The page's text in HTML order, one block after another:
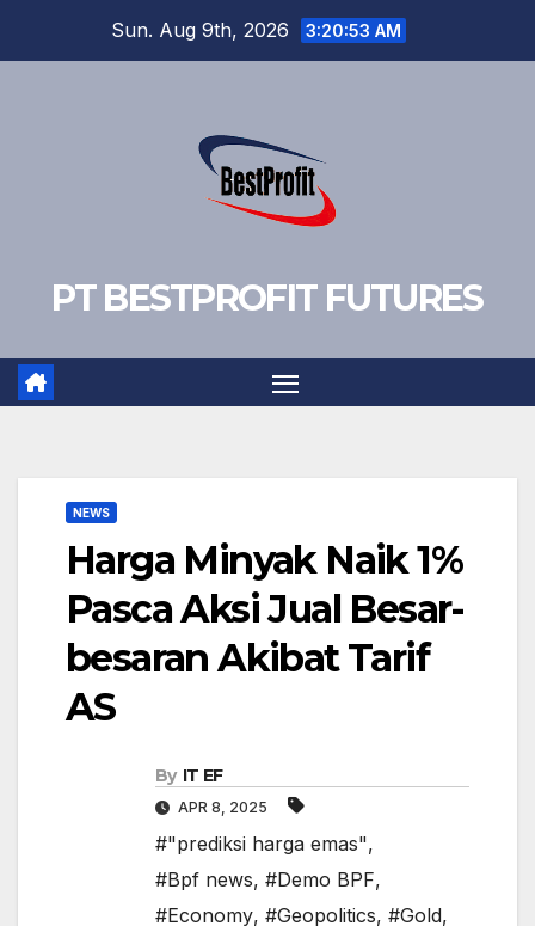
Sun. Aug 9th, 2026 3:20:54 AM
PT BESTPROFIT FUTURES
NEWS
Harga Minyak Naik 1%
Pasca Aksi Jual Besar-
besaran Akibat Tarif
AS
By IT EF
APR 8, 2025
#"prediksi harga emas",
#Bpf news, #Demo BPF,
#Economy, #Geopolitics, #Gold,